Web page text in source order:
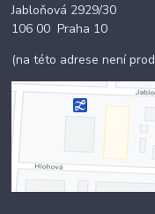
Jabloňová 2929/30
106 00 Praha 10
(na této adrese není